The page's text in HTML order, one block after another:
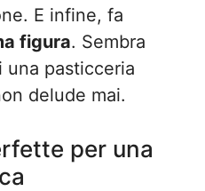
E infine, fa
figura. Sembra
una pasticceria
delude mai.
per una